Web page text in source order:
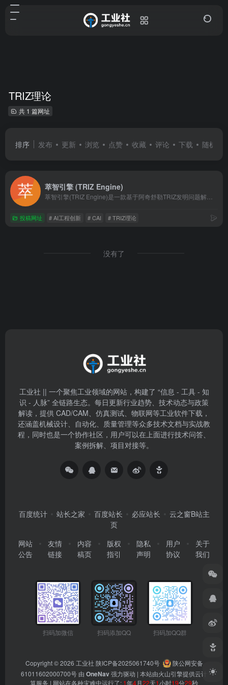
TRIZ理论
共 1 篇网址
排序 发布 更新 浏览 点赞 收藏 评论 下载 随机
萃智引擎 (TRIZ Engine)
投稿网址 # AI工程创新 # CAI # TRIZ理论
没有了
工业社 || 一个聚焦工业领域的网站，构建了 “信息 - 工具 - 知
识 - 人脉” 全链路生态。每日更新行业趋势、技术动态与政策
解读，提供 CAD/CAM、仿真测试、物联网等工业软件下载，
还涵盖机械设计、自动化、质量管理等众多技术文档与实战教
程，同时也是一个协作社区，用户可以在上面进行技术问答、
案例拆解、项目对接等。
百度统计 站长之家 百度站长 必应站长
云之窗B站主
页
网站
公告
友情
链接
内容
稿页
版权
指引
隐私
声明
用户
协议
关于
我们
扫码加微信 扫码添加QQ 扫码加QQ群
Copyright © 2026 工业社 陕ICP备2025061740号
陕公网安备
61011602000700号 由 OneNav强力驱动 | 本站由火山引擎提供云计
算服务 | 网站在各种灾难中运行了: 1年4月22天1小时19分29秒